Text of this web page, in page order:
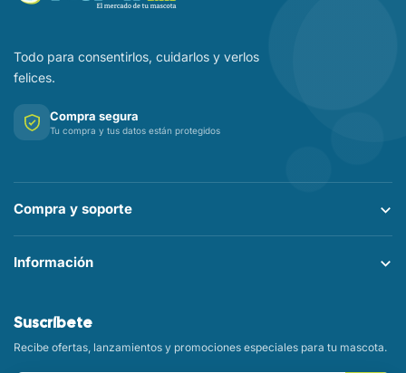
Todo para consentirlos, cuidarlos y verlos
felices.
Compra segura
Tu compra y tus datos están protegidos
Compra y soporte
Información
Suscríbete
Recibe ofertas, lanzamientos y promociones especiales para tu mascota.